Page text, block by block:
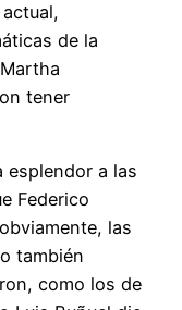
de la
tener
esplendor a las
Federico
las
también
como los de